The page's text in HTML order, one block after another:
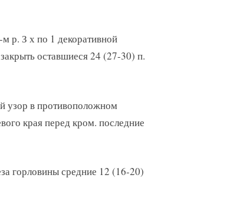
р. З х по 1 декоративной
оставшиеся 24 (27-30) п.
узор в противоположном
края перед кром. последние
горловины средние 12 (16-20)